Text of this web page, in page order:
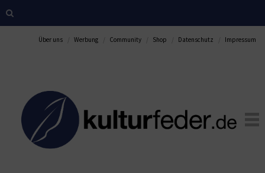
Über uns Werbung Community Shop Datenschutz Impressum